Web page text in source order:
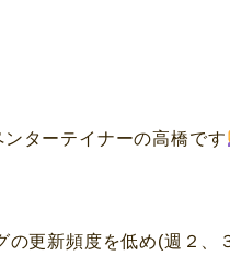
ターテイナーの高橋です
の更新頻度を低め(週２